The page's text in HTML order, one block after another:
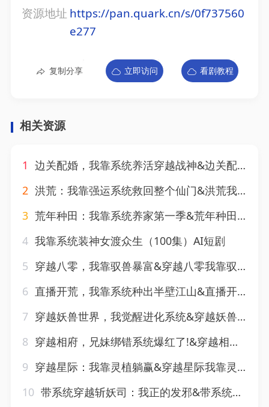
资源地址 https://pan.quark.cn/s/0f737560
e277
复制分享 立即访问 看剧教程
相关资源
1 边关配婚，我靠系统养活穿越战神&边关配婚我靠系统养活穿越战神（60集）AI短剧
2 洪荒：我靠强运系统救回整个仙门&洪荒我靠强运系统救回整个仙门（30集）AI短剧
3 荒年种田：我靠系统养家第一季&荒年种田我靠系统养家第一季（28集）AI短剧
4 我靠系统装神女渡众生（100集）AI短剧
5 穿越八零，我靠驭兽暴富&穿越八零我靠驭兽暴富（60集）AI短剧
6 直播开荒，我靠系统种出半壁江山&直播开荒我靠系统种出半壁江山（47集）AI短剧
7 穿越妖兽世界，我觉醒进化系统&穿越妖兽世界我觉醒进化系统（64集）AI短剧
8 穿越相府，兄妹绑错系统爆红了!&穿越相府兄妹绑错系统爆红了（206集）AI短剧
9 穿越星际：我靠灵植躺赢&穿越星际我靠灵植躺赢（57集）AI短剧
10 带系统穿越斩妖司：我正的发邪&带系统穿越斩妖司我正的发邪（69集）AI短剧